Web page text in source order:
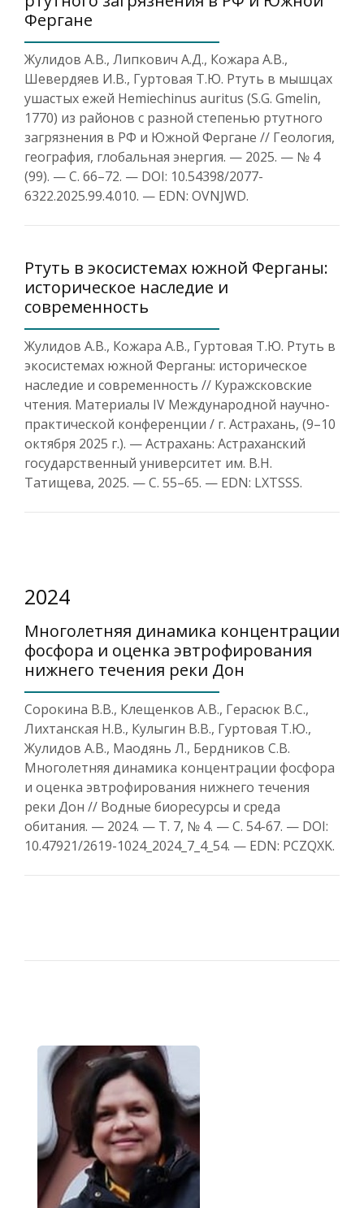
Фергане
Жулидов А.В., Липкович А.Д., Кожара А.В.,
Шевердяев И.В., Гуртовая Т.Ю. Ртуть в мышцах
ушастых ежей Hemiechinus auritus (S.G. Gmelin,
1770) из районов с разной степенью ртутного
загрязнения в РФ и Южной Фергане // Геология,
география, глобальная энергия. — 2025. — № 4
(99). — С. 66–72. — DOI: 10.54398/2077-
6322.2025.99.4.010. — EDN: OVNJWD.
Ртуть в экосистемах южной Ферганы:
историческое наследие и
современность
Жулидов А.В., Кожара А.В., Гуртовая Т.Ю. Ртуть в
экосистемах южной Ферганы: историческое
наследие и современность // Куражсковские
чтения. Материалы IV Международной научно-
практической конференции / г. Астрахань, (9–10
октября 2025 г.). — Астрахань: Астраханский
государственный университет им. В.Н.
Татищева, 2025. — С. 55–65. — EDN: LXTSSS.
2024
Многолетняя динамика концентрации
фосфора и оценка эвтрофирования
нижнего течения реки Дон
Сорокина В.В., Клещенков А.В., Герасюк В.С.,
Лихтанская Н.В., Кулыгин В.В., Гуртовая Т.Ю.,
Жулидов А.В., Маодянь Л., Бердников С.В.
Многолетняя динамика концентрации фосфора
и оценка эвтрофирования нижнего течения
реки Дон // Водные биоресурсы и среда
обитания. — 2024. — Т. 7, № 4. — С. 54-67. — DOI:
10.47921/2619-1024_2024_7_4_54. — EDN: PCZQXK.